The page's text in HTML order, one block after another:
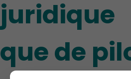
que de